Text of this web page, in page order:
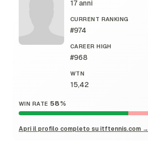
17 anni
CURRENT RANKING
#974
CAREER HIGH
#968
WTN
15,42
WIN RATE 58%
Apri il profilo completo su itftennis.com →